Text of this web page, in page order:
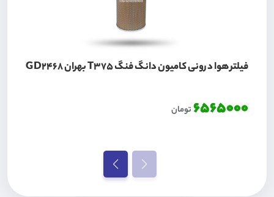
فیلتر هوا درونی کامیون دانگ فنگ T375 بهران GD2468
6565000تومان